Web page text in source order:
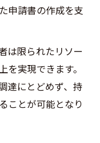
申請書の作成を支
は限られたリソー
実現できます。
達にとどめず、持
ことが可能となり